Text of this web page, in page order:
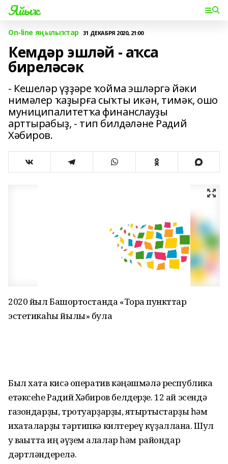
Яйыҡ
On-line яңылыҡтар 31 ДЕКАБРЯ 2020, 21:00
Кемдәр эшләй - аҡса
биреләсәк
- Кешеләр үҙҙәре ҡойма эшләргә йәки
нимәлер ҡаҙырға сыҡты икән, тимәк, ошо
муниципалитетҡа финанслауҙы
арттырабыҙ, - тип билдәләне Радий
Хәбиров.
2020 йыл Башҡортостанда «Тораҡ пункттар
эстетикаһы йылы» була
Был хаҡта кисә оператив кәңәшмәлә республика
етәксеһе Радий Хәбиров белдерҙе. 12 ай эсендә
газондарҙы, тротуарҙарҙы, яҡтыртҡыстарҙы һәм
ихаталарҙы тәртипкә килтереү күҙаллана. Шул
уҡ ваҡытта иң әүҙем ҡалалар һәм райондар
дәртләндерелә.